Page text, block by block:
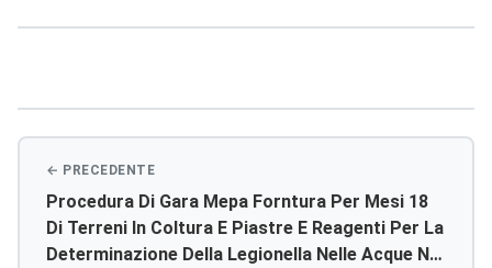
Procedura Di Gara Mepa Forntura Per Mesi 18
Di Terreni In Coltura E Piastre E Reagenti Per La
Determinazione Della Legionella Nelle Acque Nei